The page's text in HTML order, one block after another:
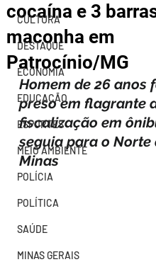
CULTURA
DESTAQUE
ECONOMIA
EDUCAÇÃO
ESPORTES
MEIO AMBIENTE
POLÍCIA
POLÍTICA
SAÚDE
MINAS GERAIS
cocaína e 3
maconha em
Patrocínio/MG
Homem de 26 anos
preso em flagrante
fiscalização em
seguia para o Norte
Minas